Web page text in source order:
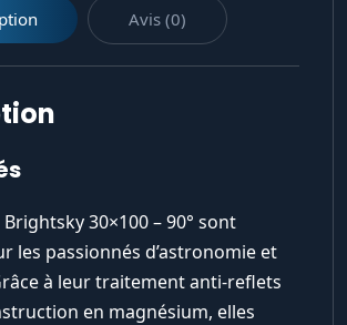
Avis (0)
30×100 – 90° sont
les passionnés d’astronomie et
à leur traitement anti-reflets
en magnésium, elles